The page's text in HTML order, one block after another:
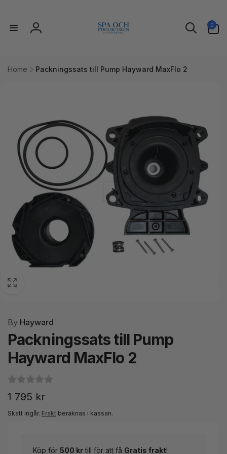
innehåll
Logga
0
artiklar
Home
Packningssats till Pump Hayward MaxFlo 2
By Hayward
Packningssats till Pump
Hayward MaxFlo 2
Ordinarie
pris
1 795 kr
Skatt ingår. Frakt beräknas i kassan.
Köp för 500 krtill för att få Gratis frakt!